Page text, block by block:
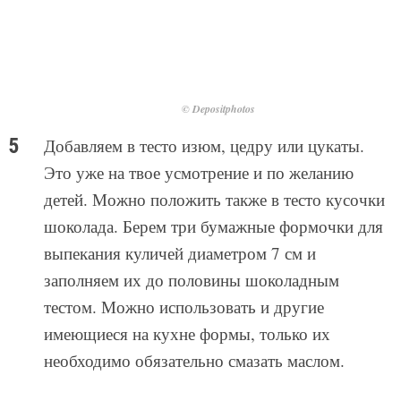
© Depositphotos
Добавляем в тесто изюм, цедру или цукаты.
Это уже на твое усмотрение и по желанию
детей. Можно положить также в тесто кусочки
шоколада. Берем три бумажные формочки для
выпекания куличей диаметром 7 см и
заполняем их до половины шоколадным
тестом. Можно использовать и другие
имеющиеся на кухне формы, только их
необходимо обязательно смазать маслом.